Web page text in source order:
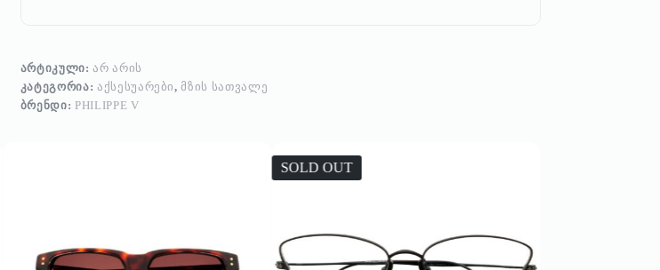
ᲐᲠᲢᲘᲙᲣᲚᲘ:ᲐᲠ ᲐᲠᲘᲡ
ᲙᲐᲢᲔᲒᲝᲠᲘᲐ: ᲐᲥᲡᲔᲡᲣᲐᲠᲔᲑᲘ,ᲛᲖᲘᲡ ᲡᲐᲗᲕᲐᲚᲔ
ᲑᲠᲔᲜᲓᲘ: PHILIPPE V
SOLD OUT